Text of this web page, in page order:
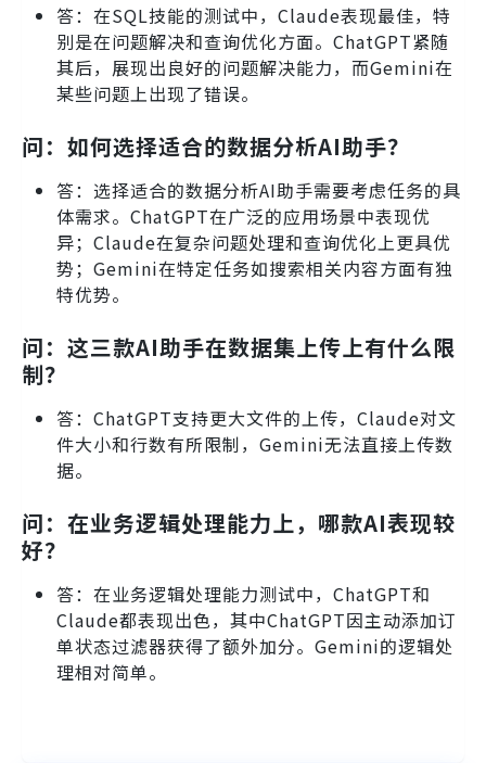
答：在SQL技能的测试中，Claude表现最佳，特
别是在问题解决和查询优化方面。ChatGPT紧随
其后，展现出良好的问题解决能力，而Gemini在
某些问题上出现了错误。
问：如何选择适合的数据分析AI助手？
答：选择适合的数据分析AI助手需要考虑任务的具
体需求。ChatGPT在广泛的应用场景中表现优
异；Claude在复杂问题处理和查询优化上更具优
势；Gemini在特定任务如搜索相关内容方面有独
特优势。
问：这三款AI助手在数据集上传上有什么限
制？
答：ChatGPT支持更大文件的上传，Claude对文
件大小和行数有所限制，Gemini无法直接上传数
据。
问：在业务逻辑处理能力上，哪款AI表现较
好？
答：在业务逻辑处理能力测试中，ChatGPT和
Claude都表现出色，其中ChatGPT因主动添加订
单状态过滤器获得了额外加分。Gemini的逻辑处
理相对简单。